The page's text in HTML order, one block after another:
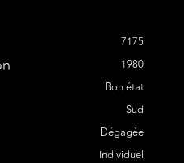
7175
1980
Bon état
Sud
Dégagée
Individuel